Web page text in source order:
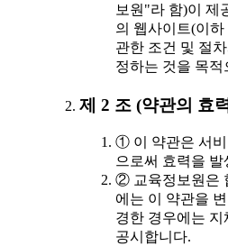
보원"라 함)이 제
의 웹사이트(이
관한 조건 및 절
정하는 것을 목적
제 2 조 (약관의 효
① 이 약관은 서
으로써 효력을 발
② 교육정보원은
에는 이 약관을
경한 경우에는
공시합니다.